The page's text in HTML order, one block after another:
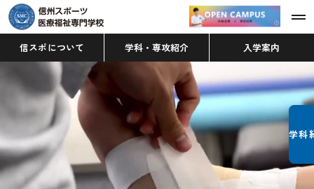
信スポについて 学科・専攻紹介 入学案内
学科